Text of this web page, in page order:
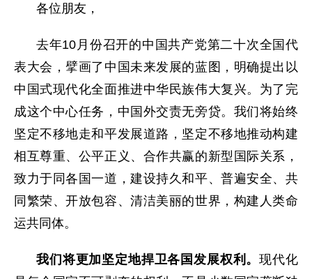
各位朋友，
去年10月份召开的中国共产党第二十次全国代
表大会，擘画了中国未来发展的蓝图，明确提出以
中国式现代化全面推进中华民族伟大复兴。为了完
成这个中心任务，中国外交责无旁贷。我们将始终
坚定不移地走和平发展道路，坚定不移地推动构建
相互尊重、公平正义、合作共赢的新型国际关系，
致力于同各国一道，建设持久和平、普遍安全、共
同繁荣、开放包容、清洁美丽的世界，构建人类命
运共同体。
我们将更加坚定地捍卫各国发展权利。现代化